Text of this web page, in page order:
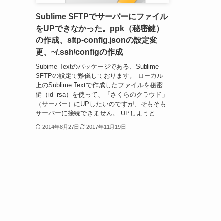
Sublime SFTPでサーバーにファイル
をUPできなかった。ppk（秘密鍵）
の作成、sftp-config.jsonの設定変
更、~/.ssh/configの作成
Subime Textのパッケージである、Sublime
SFTPの設定で難儀しております。 ローカル
上のSublime Textで作成したファイルを秘密
鍵（id_rsa）を使って、「さくらのクラウド」
（サーバー）にUPしたいのですが、そもそも
サーバーに接続できません。 UPしようと...
2014年8月27日 2017年11月19日